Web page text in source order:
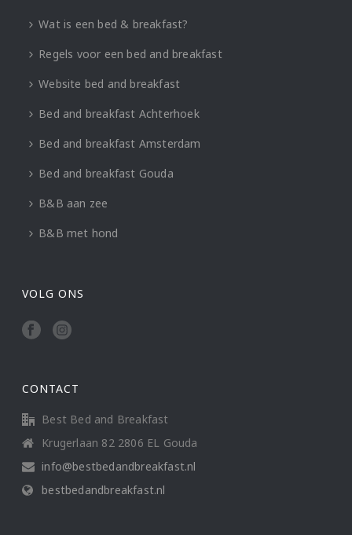
Wat is een bed & breakfast?
Regels voor een bed and breakfast
Website bed and breakfast
Bed and breakfast Achterhoek
Bed and breakfast Amsterdam
Bed and breakfast Gouda
B&B aan zee
B&B met hond
VOLG ONS
CONTACT
Best Bed and Breakfast
Krugerlaan 82 2806 EL Gouda
info@bestbedandbreakfast.nl
bestbedandbreakfast.nl